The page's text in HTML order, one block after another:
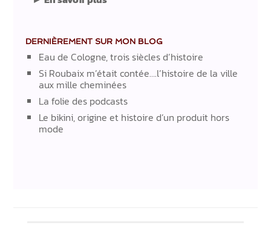
DERNIÈREMENT SUR MON BLOG
Eau de Cologne, trois siècles d’histoire
Si Roubaix m’était contée….l’histoire de la ville
aux mille cheminées
La folie des podcasts
Le bikini, origine et histoire d’un produit hors
mode